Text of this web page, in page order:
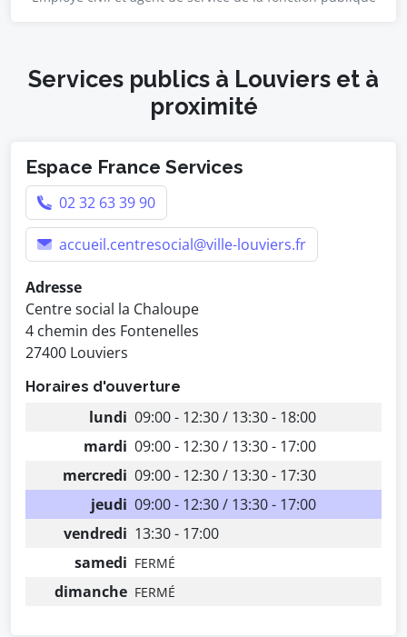
Services publics à Louviers et à
proximité
Espace France Services
02 32 63 39 90
accueil.centresocial@ville-louviers.fr
Adresse
Centre social la Chaloupe
4 chemin des Fontenelles
27400 Louviers
Horaires d'ouverture
lundi 09:00 - 12:30 / 13:30 - 18:00
mardi 09:00 - 12:30 / 13:30 - 17:00
mercredi 09:00 - 12:30 / 13:30 - 17:30
jeudi 09:00 - 12:30 / 13:30 - 17:00
vendredi 13:30 - 17:00
samedi FERMÉ
dimanche FERMÉ